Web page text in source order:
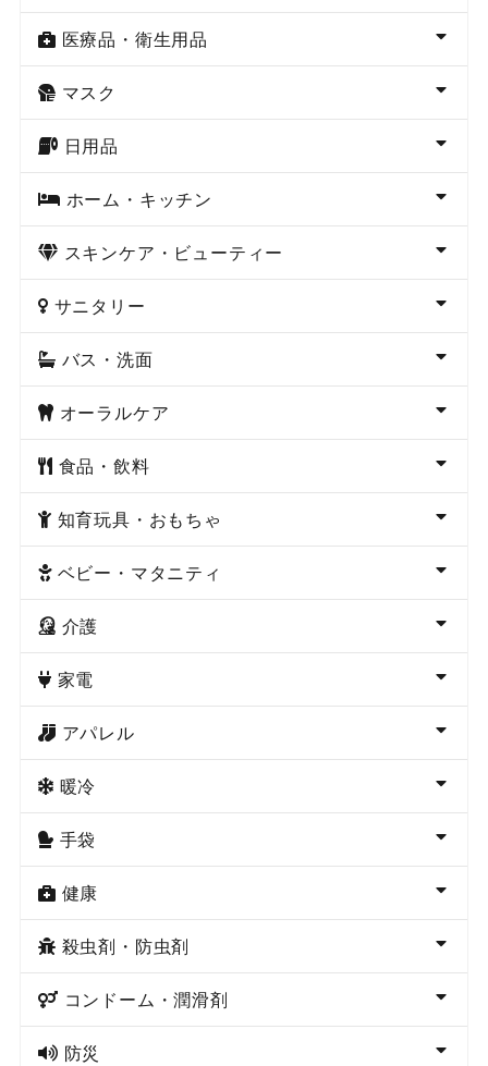
医療品・衛生用品
マスク
日用品
ホーム・キッチン
スキンケア・ビューティー
サニタリー
バス・洗面
オーラルケア
食品・飲料
知育玩具・おもちゃ
ベビー・マタニティ
介護
家電
アパレル
暖冷
手袋
健康
殺虫剤・防虫剤
コンドーム・潤滑剤
防災